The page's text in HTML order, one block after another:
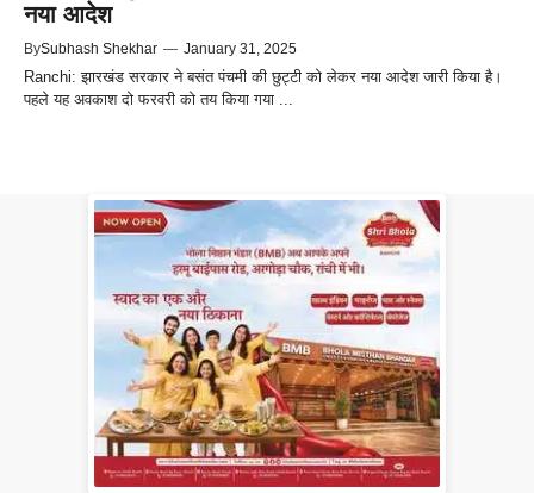
नया आदेश
BySubhash Shekhar — January 31, 2025
Ranchi: झारखंड सरकार ने बसंत पंचमी की छुट्टी को लेकर नया आदेश जारी किया है।
पहले यह अवकाश दो फरवरी को तय किया गया ...